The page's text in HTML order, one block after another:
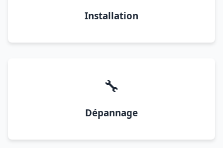
Installation
🔧
Dépannage